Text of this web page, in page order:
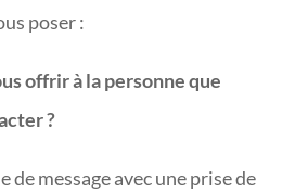
poser :
offrir à la personne que
?
de message avec une prise de